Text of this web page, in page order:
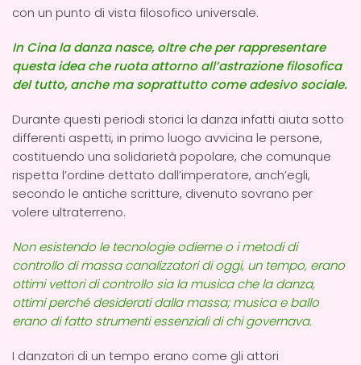
con un punto di vista filosofico universale.
In Cina la danza nasce, oltre che per rappresentare
questa idea che ruota attorno all’astrazione filosofica
del tutto, anche ma soprattutto come adesivo sociale.
Durante questi periodi storici la danza infatti aiuta sotto
differenti aspetti, in primo luogo avvicina le persone,
costituendo una solidarietà popolare, che comunque
rispetta l’ordine dettato dall’imperatore, anch’egli,
secondo le antiche scritture, divenuto sovrano per
volere ultraterreno.
Non esistendo le tecnologie odierne o i metodi di
controllo di massa canalizzatori di oggi, un tempo, erano
ottimi vettori di controllo sia la musica che la danza,
ottimi perché desiderati dalla massa; musica e ballo
erano di fatto strumenti essenziali di chi governava.
I danzatori di un tempo erano come gli attori